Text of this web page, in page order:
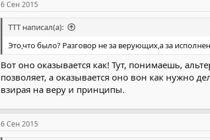
6 Сен 2015
TTT написал(а):
Это,что было? Разговор не за верующих,а за
Вот оно оказывается как! Тут, понимаешь,
позволяет, а оказывается оно вон как нужно
взирая на веру и принципы.
6 Сен 2015